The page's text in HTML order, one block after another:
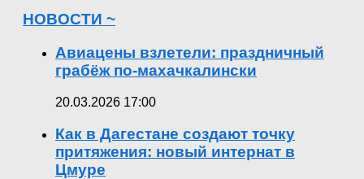
НОВОСТИ ~
Авиацены взлетели: праздничный
грабёж по-махачкалински
20.03.2026 17:00
Как в Дагестане создают точку
притяжения: новый интернат в
Цмуре